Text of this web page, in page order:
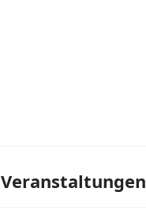
Veranstaltungen